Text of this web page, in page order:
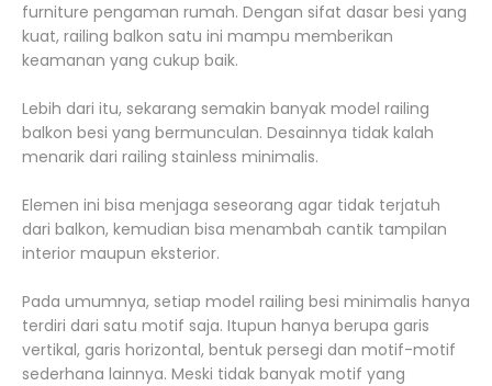
furniture pengaman rumah. Dengan sifat dasar besi yang
kuat, railing balkon satu ini mampu memberikan
keamanan yang cukup baik.
Lebih dari itu, sekarang semakin banyak model railing
balkon besi yang bermunculan. Desainnya tidak kalah
menarik dari railing stainless minimalis.
Elemen ini bisa menjaga seseorang agar tidak terjatuh
dari balkon, kemudian bisa menambah cantik tampilan
interior maupun eksterior.
Pada umumnya, setiap model railing besi minimalis hanya
terdiri dari satu motif saja. Itupun hanya berupa garis
vertikal, garis horizontal, bentuk persegi dan motif-motif
sederhana lainnya. Meski tidak banyak motif yang